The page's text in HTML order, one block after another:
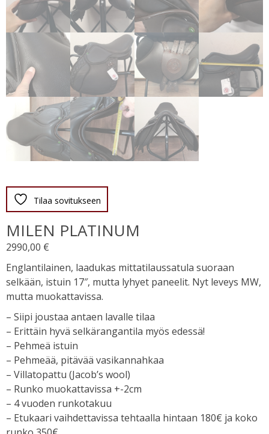
Tilaa sovitukseen
MILEN PLATINUM
2990,00 €
Englantilainen, laadukas mittatilaussatula suoraan
selkään, istuin 17″, mutta lyhyet paneelit. Nyt leveys MW,
mutta muokattavissa.
– Siipi joustaa antaen lavalle tilaa
– Erittäin hyvä selkärangantila myös edessä!
– Pehmeä istuin
– Pehmeää, pitävää vasikannahkaa
– Villatopattu (Jacob’s wool)
– Runko muokattavissa +-2cm
– 4 vuoden runkotakuu
– Etukaari vaihdettavissa tehtaalla hintaan 180€ ja koko